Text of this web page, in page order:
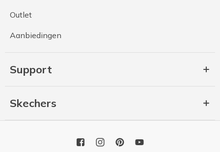
Outlet
Aanbiedingen
Support
Skechers